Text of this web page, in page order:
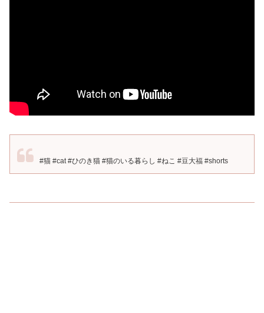
#猫 #cat #ひのき猫 #猫のいる暮らし #ねこ #豆大福 #shorts